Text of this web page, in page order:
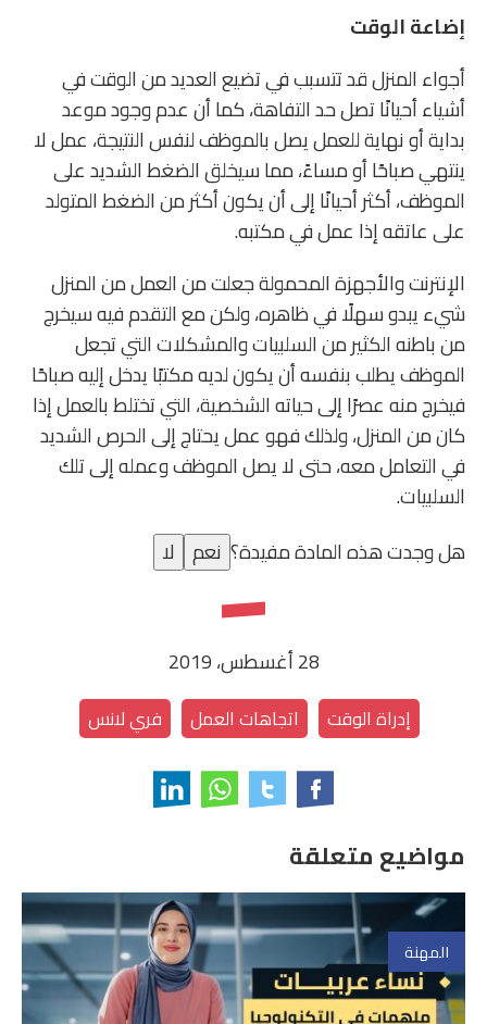
إضاعة الوقت
أجواء المنزل قد تتسبب في تضيع العديد من الوقت في
أشياء أحيانًا تصل حد التفاهة، كما أن عدم وجود موعد
بداية أو نهاية للعمل يصل بالموظف لنفس النتيجة، عمل لا
ينتهي صباحًا أو مساءً، مما سيخلق الضغط الشديد على
الموظف، أكثر أحيانًا إلى أن يكون أكثر من الضغط المتولد
على عاتقه إذا عمل في مكتبه.
الإنترنت والأجهزة المحمولة جعلت من العمل من المنزل
شيء يبدو سهلًا في ظاهره، ولكن مع التقدم فيه سيخرج
من باطنه الكثير من السلبيات والمشكلات التي تجعل
الموظف يطلب بنفسه أن يكون لديه مكتبًا يدخل إليه صباحًا
فيخرج منه عصرًا إلى حياته الشخصية، التي تختلط بالعمل إذا
كان من المنزل، ولذلك فهو عمل يحتاج إلى الحرص الشديد
في التعامل معه، حتى لا يصل الموظف وعمله إلى تلك
السلبيات.
هل وجدت هذه المادة مفيدة؟ نعم لا
28 أغسطس، 2019
إدراة الوقت اتجاهات العمل فري لانس
مواضيع متعلقة
المهنة